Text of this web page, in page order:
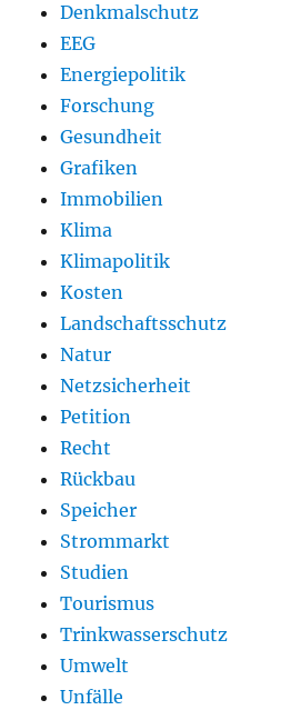
Denkmalschutz
EEG
Energiepolitik
Forschung
Gesundheit
Grafiken
Immobilien
Klima
Klimapolitik
Kosten
Landschaftsschutz
Natur
Netzsicherheit
Petition
Recht
Rückbau
Speicher
Strommarkt
Studien
Tourismus
Trinkwasserschutz
Umwelt
Unfälle